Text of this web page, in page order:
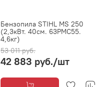
Бензопила STIHL MS 250
(2,3кВт. 40см. 63PMC55.
4,6кг)
53 011 руб.
42 883 руб./шт